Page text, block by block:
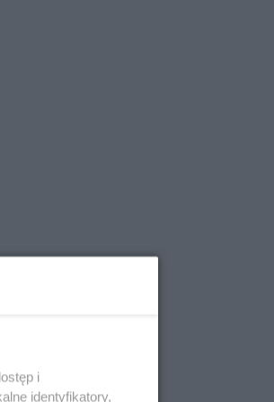
i
identyfikatory,